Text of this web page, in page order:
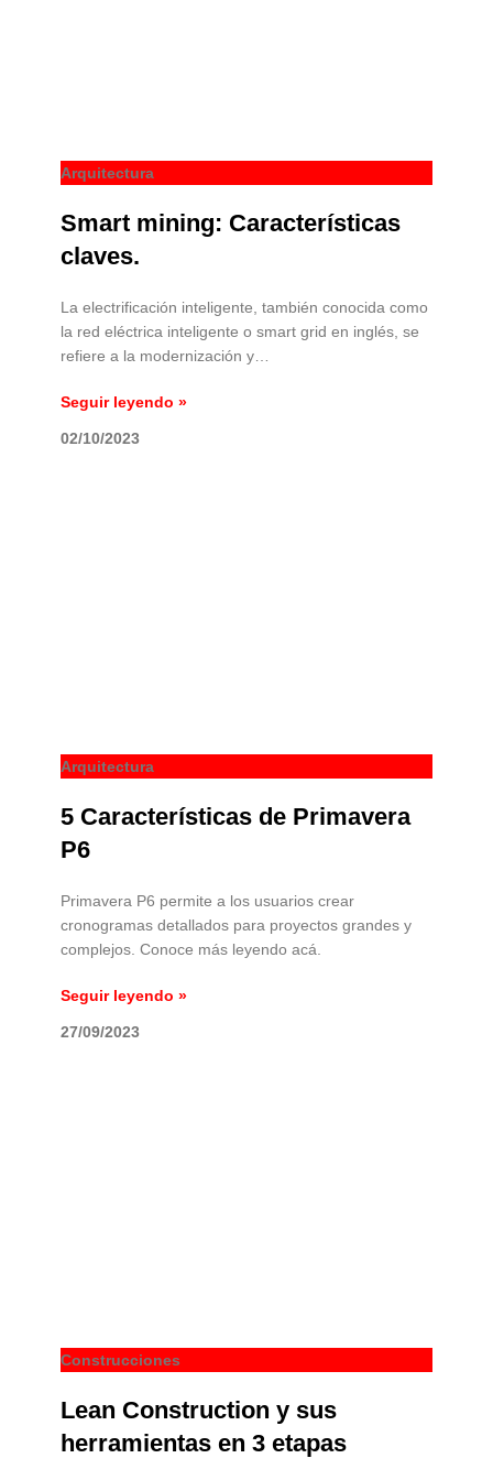
Arquitectura
Smart mining: Características
claves.
La electrificación inteligente, también conocida como
la red eléctrica inteligente o smart grid en inglés, se
refiere a la modernización y…
Seguir leyendo »
02/10/2023
Arquitectura
5 Características de Primavera
P6
Primavera P6 permite a los usuarios crear
cronogramas detallados para proyectos grandes y
complejos. Conoce más leyendo acá.
Seguir leyendo »
27/09/2023
Construcciones
Lean Construction y sus
herramientas en 3 etapas